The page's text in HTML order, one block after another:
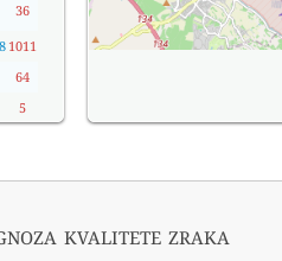
36
1011
64
5
kvalitete zraka